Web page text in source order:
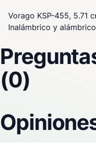
Vorago KSP-455, 5.71
Inalámbrico y
(0)